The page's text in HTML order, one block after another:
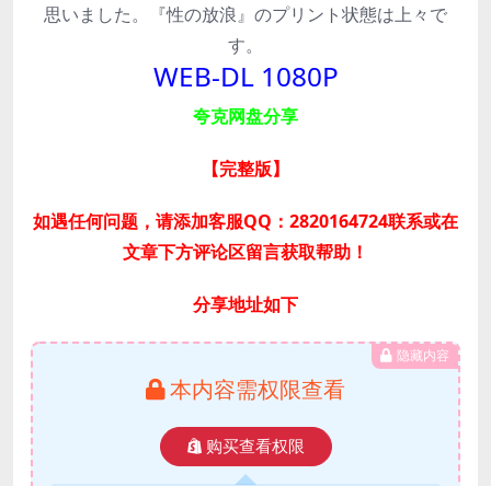
思いました。『性の放浪』のプリント状態は上々で
す。
WEB-DL 1080P
夸克网盘分享
【完整版】
如遇任何问题，请添加客服QQ：2820164724联系或在
文章下方评论区留言获取帮助！
分享地址如下
隐藏内容
本内容需权限查看
购买查看权限